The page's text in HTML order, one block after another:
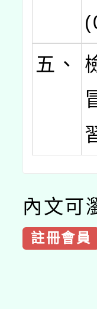
五、
內文可
註冊會員